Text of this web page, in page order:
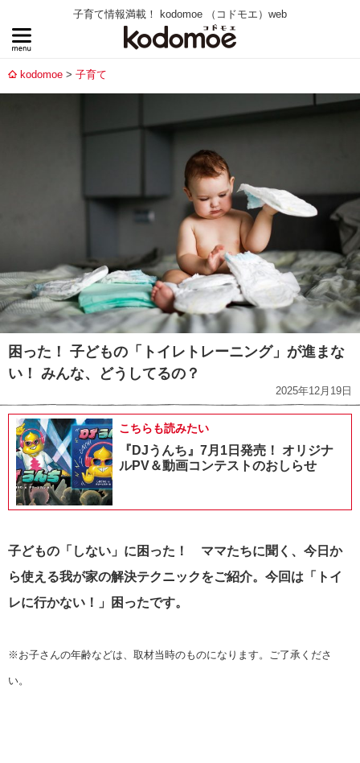
子育て情報満載！ kodomoe （コドモエ）web
kodomoe 子育て
困った！ 子どもの「トイレトレーニング」が進まな
い！ みんな、どうしてるの？
2025年12月19日
こちらも読みたい
『DJうんち』7月1日発売！ オリジナ
ルPV＆動画コンテストのおしらせ
子どもの「しない」に困った！ ママたちに聞く、今日か
ら使える我が家の解決テクニックをご紹介。今回は「トイ
レに行かない！」困ったです。
※お子さんの年齢などは、取材当時のものになります。ご了承くださ
い。